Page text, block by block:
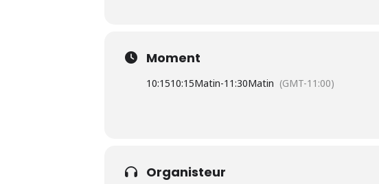
Moment
10:1510:15Matin-11:30Matin (GMT-11:00)
Organisteur